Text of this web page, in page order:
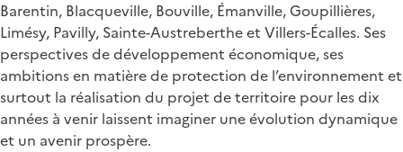
Barentin, Blacqueville, Bouville, Émanville, Goupillières,
Limésy, Pavilly, Sainte-Austreberthe et Villers-Écalles. Ses
perspectives de développement économique, ses
ambitions en matière de protection de l’environnement et
surtout la réalisation du projet de territoire pour les dix
années à venir laissent imaginer une évolution dynamique
et un avenir prospère.